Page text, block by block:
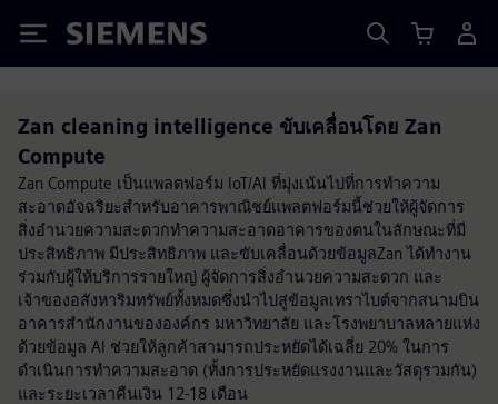
Siemens
Zan cleaning intelligence ขับเคลื่อนโดย Zan
Compute
Zan Compute เป็นแพลตฟอร์ม IoT/AI ที่มุ่งเน้นไปที่การทำความ
สะอาดอัจฉริยะสำหรับอาคารพาณิชย์แพลตฟอร์มนี้ช่วยให้ผู้จัดการ
สิ่งอำนวยความสะดวกทำความสะอาดอาคารของตนในลักษณะที่มี
ประสิทธิภาพ มีประสิทธิภาพ และขับเคลื่อนด้วยข้อมูลZan ได้ทำงาน
ร่วมกับผู้ให้บริการรายใหญ่ ผู้จัดการสิ่งอำนวยความสะดวก และ
เจ้าของอสังหาริมทรัพย์ทั้งหมดซึ่งนำไปสู่ข้อมูลเทราไบต์จากสนามบิน
อาคารสำนักงานขององค์กร มหาวิทยาลัย และโรงพยาบาลหลายแห่ง
ด้วยข้อมูล AI ช่วยให้ลูกค้าสามารถประหยัดได้เฉลี่ย 20% ในการ
ดำเนินการทำความสะอาด (ทั้งการประหยัดแรงงานและวัสดุรวมกัน)
และระยะเวลาคืนเงิน 12-18 เดือน